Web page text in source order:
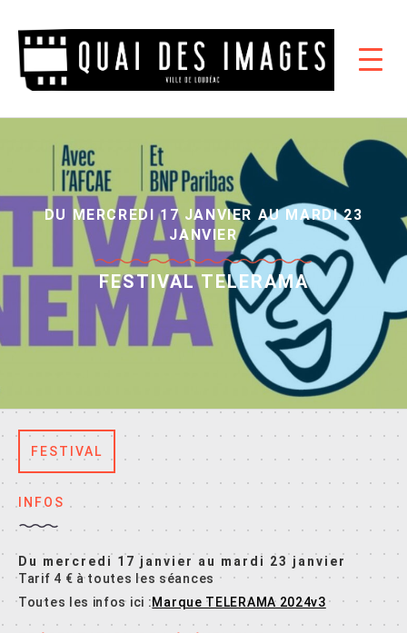
DU MERCREDI 17 JANVIER AU MARDI 23
JANVIER
FESTIVAL TELERAMA
FESTIVAL
INFOS
Du mercredi 17 janvier au mardi 23 janvier
Tarif 4 € à toutes les séances
Toutes les infos ici :Marque TELERAMA 2024v3